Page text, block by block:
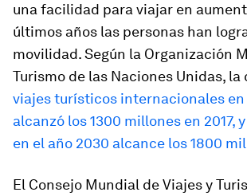
una facilidad para viajar en
últimos años las personas han
movilidad. Según la Organización
Turismo de las Naciones Unidas,
viajes turísticos internacionales
alcanzó los 1300 millones en 2017,
en el año 2030 alcance los 1800
El Consejo Mundial de Viajes y